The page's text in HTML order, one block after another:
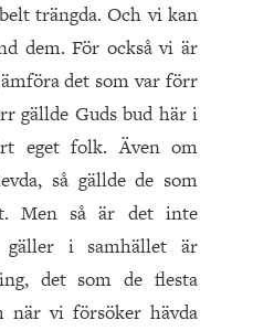
trängda. Och vi kan
dem. För också vi är
det som var förr
gällde Guds bud här i
eget folk. Även om
så gällde de som
Men så är det inte
i samhället är
det som de flesta
när vi försöker hävda